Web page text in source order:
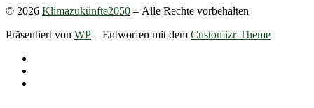
© 2026 Klimazukünfte2050 – Alle Rechte vorbehalten
Präsentiert von WP – Entworfen mit dem Customizr-Theme